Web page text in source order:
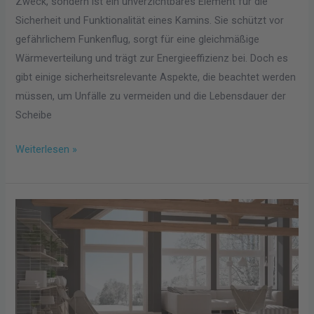
Sicherheit und Funktionalität eines Kamins. Sie schützt vor
gefährlichem Funkenflug, sorgt für eine gleichmäßige
Wärmeverteilung und trägt zur Energieeffizienz bei. Doch es
gibt einige sicherheitsrelevante Aspekte, die beachtet werden
müssen, um Unfälle zu vermeiden und die Lebensdauer der
Scheibe
Weiterlesen »
Innovativ
Die
perfekte